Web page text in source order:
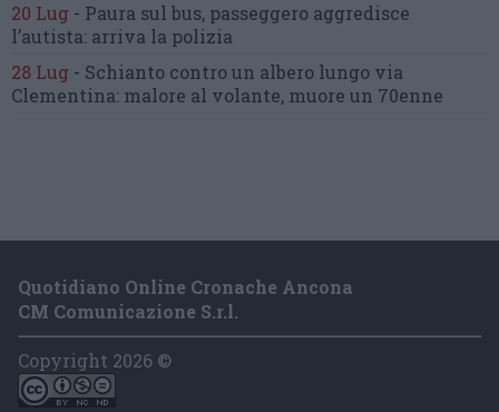
20 Lug - Paura sul bus, passeggero aggredisce
l’autista: arriva la polizia
28 Lug - Schianto contro un albero lungo via
Clementina: malore al volante, muore un 70enne
Quotidiano Online Cronache Ancona
CM Comunicazione S.r.l.
Copyright 2026 ©